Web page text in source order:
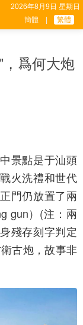
2026年8月9日 星期日
簡體
繁體
，爲何大炮
景點是于汕頭
火洗禮和世代
門仍放置了兩
gun）(注：兩
殘存刻字判定
古炮，故事非